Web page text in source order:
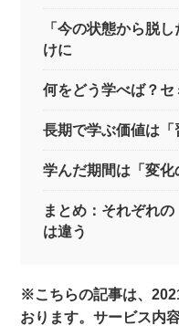
「今の状態から脱
けに
何をどう学べば？
長期で学ぶ価値は「
学んだ期間は「変化
まとめ：それぞれ
は違う
※こちらの記事は、
おります。サービス内